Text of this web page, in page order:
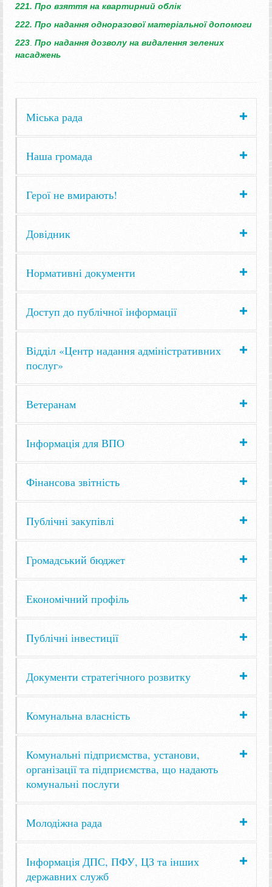
221. Про взяття на квартирний облік
222. Про надання одноразової матеріальної допомоги
223 Про надання дозволу на видалення зелених
насаджень
Міська рада
Наша громада
Герої не вмирають!
Довідник
Нормативні документи
Доступ до публічної інформації
Відділ «Центр надання адміністративних
послуг»
Ветеранам
Інформація для ВПО
Фінансова звітність
Публічні закупівлі
Громадський бюджет
Економічний профіль
Публічні інвестиції
Документи стратегічного розвитку
Комунальна власність
Комунальні підприємства, установи,
організації та підприємства, що надають
комунальні послуги
Молодіжна рада
Інформація ДПС, ПФУ, ЦЗ та інших
державних служб